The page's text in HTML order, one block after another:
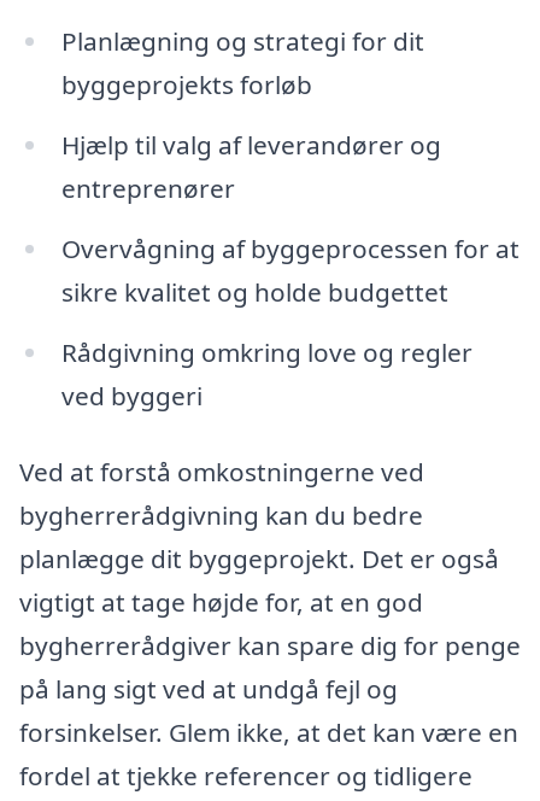
Planlægning og strategi for dit
byggeprojekts forløb
Hjælp til valg af leverandører og
entreprenører
Overvågning af byggeprocessen for at
sikre kvalitet og holde budgettet
Rådgivning omkring love og regler
ved byggeri
Ved at forstå omkostningerne ved
bygherrerådgivning kan du bedre
planlægge dit byggeprojekt. Det er også
vigtigt at tage højde for, at en god
bygherrerådgiver kan spare dig for penge
på lang sigt ved at undgå fejl og
forsinkelser. Glem ikke, at det kan være en
fordel at tjekke referencer og tidligere